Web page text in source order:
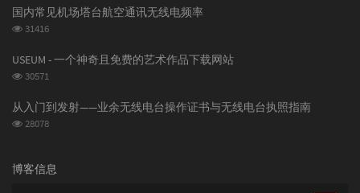
次
数:
国内常见机场塔台航空通讯无线电频率
浏
次
31416
USEUM - 一个神奇且免费的艺术作品下载网站
浏
次
数:
30571
从入门到发射——业余无线电台操作证书与无线电台执照指南
浏
数:
28078
博客信息